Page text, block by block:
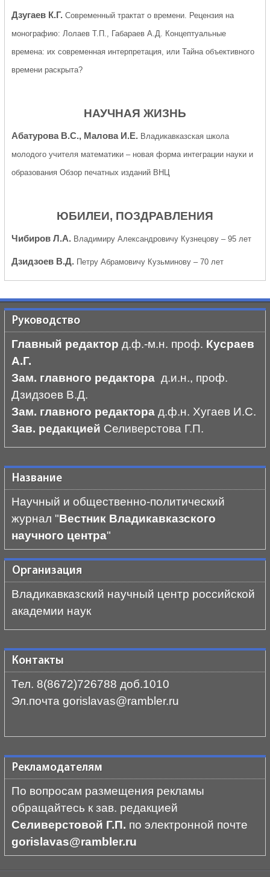
Дзугаев К.Г. Современный трактат о времени. Рецензия на
монографию: Лолаев Т.П., Габараев А.Д. Концептуальные
времена: их современная интерпретация, или Тайна объективного
времени раскрыта?
НАУЧНАЯ ЖИЗНЬ
Абатурова В.С., Малова И.Е. Владикавказская школа
молодого учителя математики – новая форма интеграции науки и
образования Обзор печатных изданий ВНЦ
ЮБИЛЕИ, ПОЗДРАВЛЕНИЯ
Чибиров Л.А. Владимиру Александровичу Кузнецову – 95 лет
Дзидзоев В.Д. Петру Абрамовичу Кузьминову – 70 лет
Руководство
Главный редактор д.ф.-м.н. проф. Кусраев
А.Г.
Зам. главного редактора д.и.н., проф.
Дзидзоев В.Д.
Зам. главного редакторад.ф.н. Хугаев И.С.
Зав. редакцией Селиверстова Г.П.
Название
Научный и общественно-политический
журнал "Вестник Владикавказского
научного центра"
Организация
Владикавказский научный центр российской
академии наук
Контакты
Тел. 8(8672)726788 доб.1010
Эл.почта gorislavas@rambler.ru
Рекламодателям
По вопросам размещения рекламы
обращайтесь к зав. редакцией
Селиверстовой Г.П. по электронной почте
gorislavas@rambler.ru